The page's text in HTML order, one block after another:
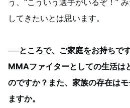
してきたいとは思います。
──ところで、ご家庭をお持ちで
MMAファイターとしての生活は
のですか？また、家族の存在は
ますか。